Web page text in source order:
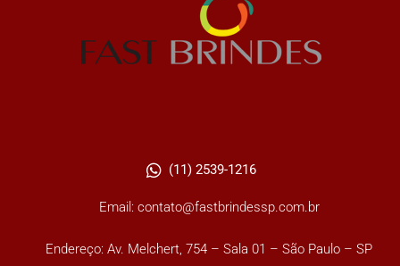
(11) 2539-1216
Email: contato@fastbrindessp.com.br
Endereço: Av. Melchert, 754 – Sala 01 – São Paulo – SP